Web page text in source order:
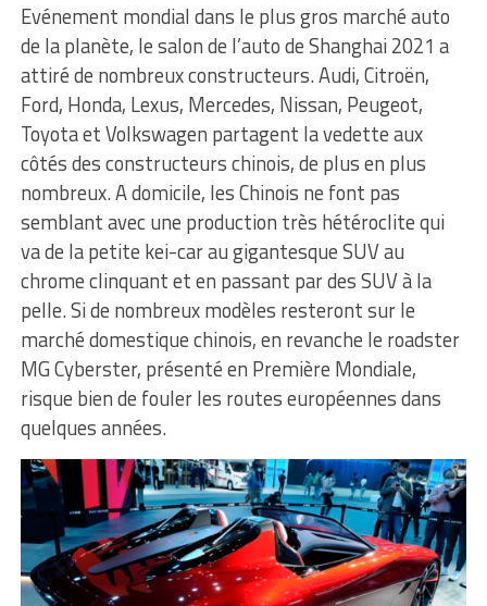
Evénement mondial dans le plus gros marché auto
de la planète, le salon de l’auto de Shanghai 2021 a
attiré de nombreux constructeurs. Audi, Citroën,
Ford, Honda, Lexus, Mercedes, Nissan, Peugeot,
Toyota et Volkswagen partagent la vedette aux
côtés des constructeurs chinois, de plus en plus
nombreux. A domicile, les Chinois ne font pas
semblant avec une production très hétéroclite qui
va de la petite kei-car au gigantesque SUV au
chrome clinquant et en passant par des SUV à la
pelle. Si de nombreux modèles resteront sur le
marché domestique chinois, en revanche le roadster
MG Cyberster, présenté en Première Mondiale,
risque bien de fouler les routes européennes dans
quelques années.